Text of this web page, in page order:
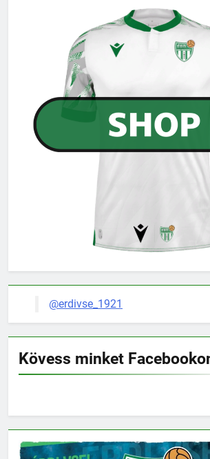
@erdivse_1921
Kövess minket